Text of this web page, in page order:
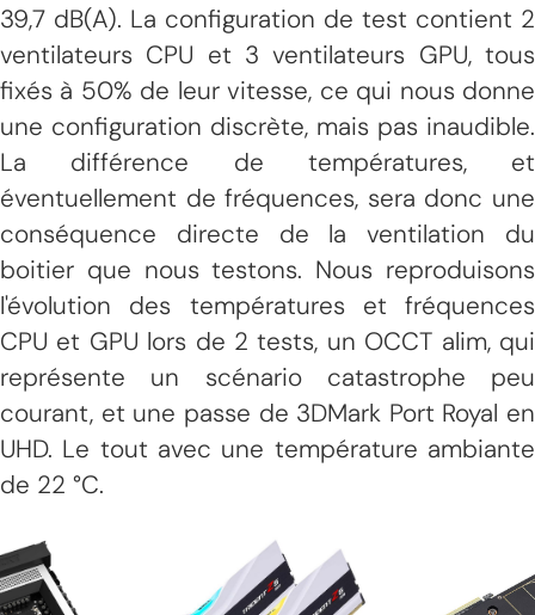
39,7 dB(A). La configuration de test contient 2
ventilateurs CPU et 3 ventilateurs GPU, tous
fixés à 50% de leur vitesse, ce qui nous donne
une configuration discrète, mais pas inaudible.
La différence de températures, et
éventuellement de fréquences, sera donc une
conséquence directe de la ventilation du
boitier que nous testons. Nous reproduisons
l'évolution des températures et fréquences
CPU et GPU lors de 2 tests, un OCCT alim, qui
représente un scénario catastrophe peu
courant, et une passe de 3DMark Port Royal en
UHD. Le tout avec une température ambiante
de 22 °C.